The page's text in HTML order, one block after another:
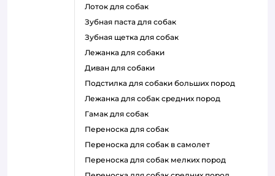
лоток для собак
зубная паста для собак
зубная щетка для собак
лежанка для собаки
диван для собаки
подстилка для собаки больших пород
лежанка для собак средних пород
гамак для собак
переноска для собак
переноска для собак в самолет
переноска для собак мелких пород